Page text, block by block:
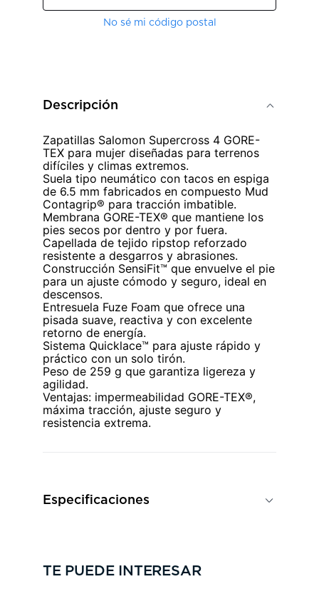
No sé mi código postal
Descripción
Zapatillas Salomon Supercross 4 GORE-
TEX para mujer diseñadas para terrenos
difíciles y climas extremos.
Suela tipo neumático con tacos en espiga
de 6.5 mm fabricados en compuesto Mud
Contagrip® para tracción imbatible.
Membrana GORE-TEX® que mantiene los
pies secos por dentro y por fuera.
Capellada de tejido ripstop reforzado
resistente a desgarros y abrasiones.
Construcción SensiFit™ que envuelve el pie
para un ajuste cómodo y seguro, ideal en
descensos.
Entresuela Fuze Foam que ofrece una
pisada suave, reactiva y con excelente
retorno de energía.
Sistema Quicklace™ para ajuste rápido y
práctico con un solo tirón.
Peso de 259 g que garantiza ligereza y
agilidad.
Ventajas: impermeabilidad GORE-TEX®,
máxima tracción, ajuste seguro y
resistencia extrema.
Especificaciones
TE PUEDE INTERESAR